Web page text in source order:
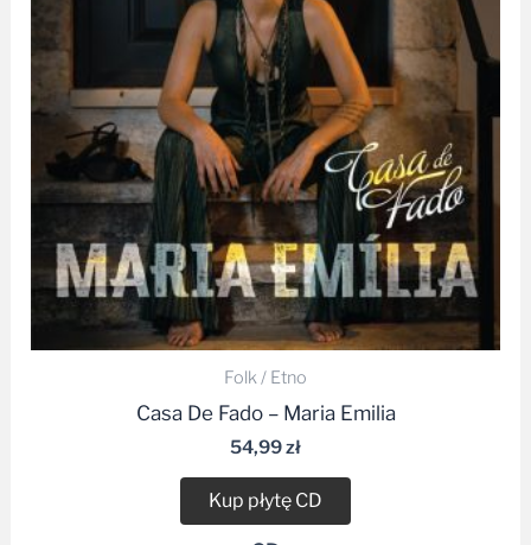
Folk / Etno
Casa De Fado – Maria Emilia
54,99zł
Kup płytę CD